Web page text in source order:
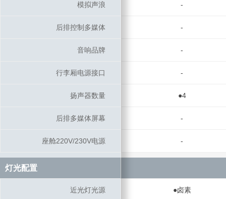
模拟声浪 -
后排控制多媒体 -
音响品牌 -
行李厢电源接口 -
扬声器数量 ●4
后排多媒体屏幕 -
座舱220V/230V电源 -
灯光配置
近光灯光源 ●卤素
模拟声浪
后排控制多媒体
音响品牌
行李厢电源接口
扬声器数量
后排多媒体屏幕
座舱220V/230V电源
灯光配置
近光灯光源